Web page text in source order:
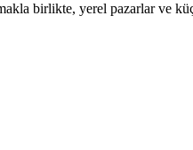
birlikte, yerel pazarlar ve